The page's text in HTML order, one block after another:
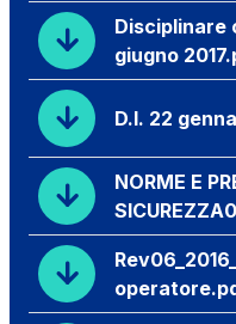
Disciplinare
giugno
D.I. 22
NORME E